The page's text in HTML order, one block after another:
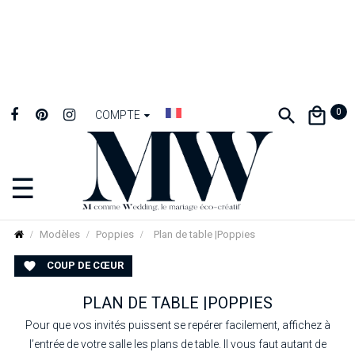
COMPTE 0
Basculer
la
navigation
☰
Modèles Poppies Plan de table |Poppies
 COUP DE CŒUR
PLAN DE TABLE |POPPIES
Pour que vos invités puissent se repérer facilement, affichez à
l’entrée de votre salle les plans de table. Il vous faut autant de